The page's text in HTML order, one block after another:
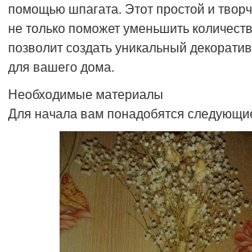
помощью шпагата. Этот простой и
не только поможет уменьшить
позволит создать уникальный
для вашего дома.
Необходимые материалы
Для начала вам понадобятся